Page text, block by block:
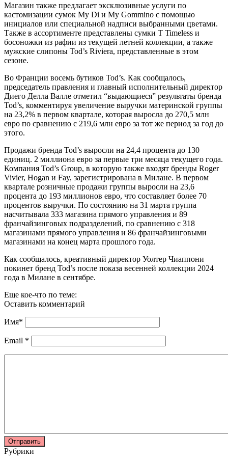
Магазин также предлагает эксклюзивные услуги по
кастомизации сумок My Di и My Gommino с помощью
инициалов или специальной надписи выбранными цветами.
Также в ассортименте представлены сумки T Timeless и
босоножки из рафии из текущей летней коллекции, а также
мужские слипоны Tod’s Riviera, представленные в этом
сезоне.
Во Франции восемь бутиков Tod’s. Как сообщалось,
председатель правления и главный исполнительный директор
Диего Делла Валле отметил “выдающиеся” результаты бренда
Tod’s, комментируя увеличение выручки материнской группы
на 23,2% в первом квартале, которая выросла до 270,5 млн
евро по сравнению с 219,6 млн евро за тот же период за год до
этого.
Продажи бренда Tod’s выросли на 24,4 процента до 130
единиц. 2 миллиона евро за первые три месяца текущего года.
Компания Tod’s Group, в которую также входят бренды Roger
Vivier, Hogan и Fay, зарегистрирована в Милане. В первом
квартале розничные продажи группы выросли на 23,6
процента до 193 миллионов евро, что составляет более 70
процентов выручки. По состоянию на 31 марта группа
насчитывала 333 магазина прямого управления и 89
франчайзинговых подразделений, по сравнению с 318
магазинами прямого управления и 86 франчайзинговыми
магазинами на конец марта прошлого года.
Как сообщалось, креативный директор Уолтер Чиаппони
покинет бренд Tod’s после показа весенней коллекции 2024
года в Милане в сентябре.
Еще кое-что по теме:
Оставить комментарий
Имя*
Email *
Рубрики